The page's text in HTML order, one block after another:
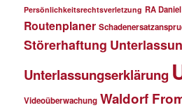
Persönlichkeitsrechtsverletzung RA
Routenplaner
Störerhaftung
Unterlassungserklärung
Videoüberwachung Waldorf